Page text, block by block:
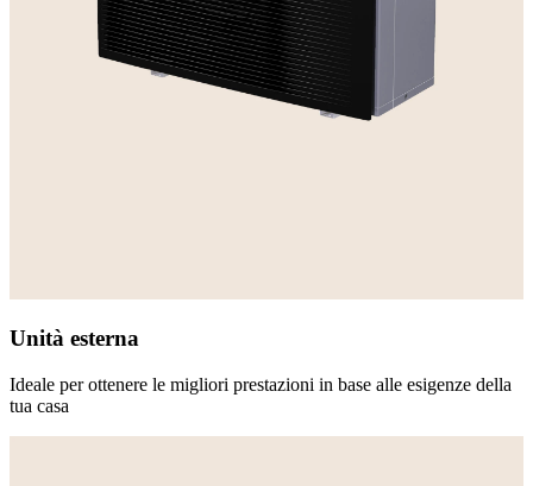
Unità esterna
Ideale per ottenere le migliori prestazioni in base alle esigenze della
tua casa